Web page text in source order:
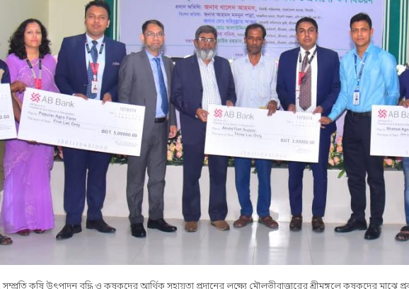
কৃষি উৎপাদন বৃদ্ধি ও কৃষকদের আর্থিক সহায়তা প্রদানের লক্ষ্যে মৌলভীবাজারের শ্রীমঙ্গলে কৃষকদের মাঝে